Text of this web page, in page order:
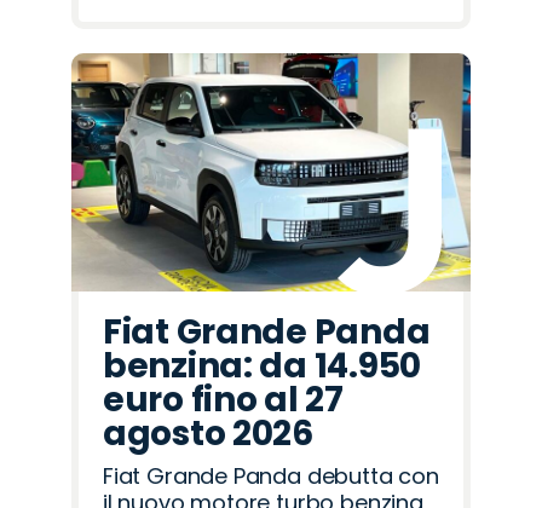
Fiat Grande Panda
benzina: da 14.950
euro fino al 27
agosto 2026
Fiat Grande Panda debutta con